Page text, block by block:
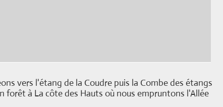
vers l'étang de la Coudre puis la Combe des étangs
forêt à La côte des Hauts où nous empruntons l'Allée